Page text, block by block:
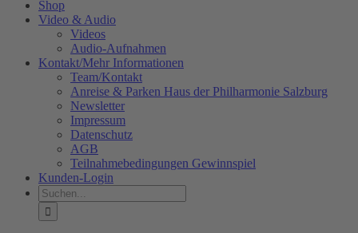
Shop
Video & Audio
Videos
Audio-Aufnahmen
Kontakt/Mehr Informationen
Team/Kontakt
Anreise & Parken Haus der Philharmonie Salzburg
Newsletter
Impressum
Datenschutz
AGB
Teilnahmebedingungen Gewinnspiel
Kunden-Login
Suche
nach: